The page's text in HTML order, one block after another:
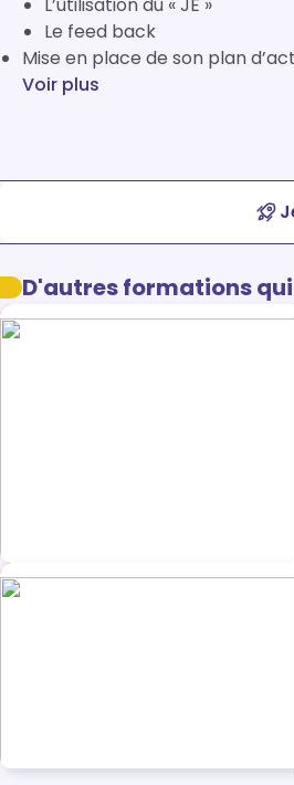
Le feed back
Mise en place de son plan
Voir plus
D'autres formations